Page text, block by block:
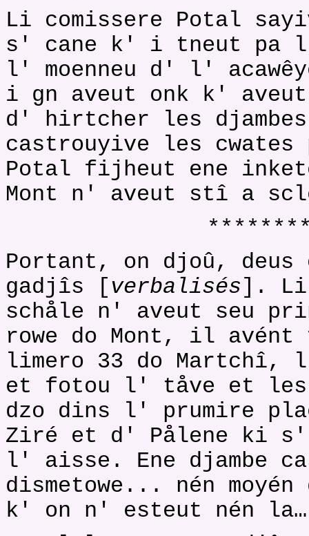
Li comissere Potal
s' cane k' i tneut pa
l' moenneu d' l'
i gn aveut onk k' aveut
d' hirtcher les
castrouyive les
Potal fijheut ene
Mont n' aveut stî a
Portant, on djoû,
gadjîs [verbalisés]. Li
schåle n' aveut seu
rowe do Mont, il
limero 33 do Martchî,
et fotou l' tåve et les
dzo dins l' prumire
Ziré et d' Pålene ki
l' aisse. Ene djambe
dismetowe... nén
k' on n' esteut nén la…